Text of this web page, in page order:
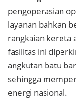
pengoperasian
layanan bahkan
rangkaian kereta
fasilitas ini
angkutan batu
sehingga
energi nasional.